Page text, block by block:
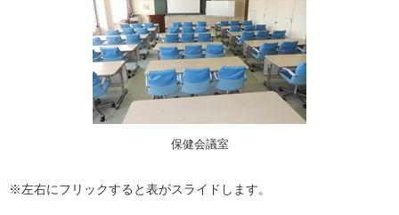
保健会議室
※左右にフリックすると表がスライドします。